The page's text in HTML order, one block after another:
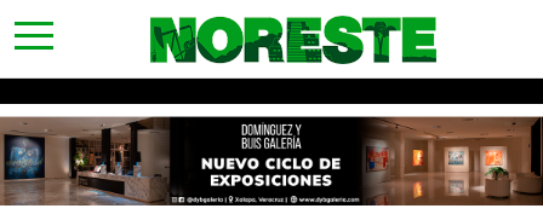
toggle
navigation